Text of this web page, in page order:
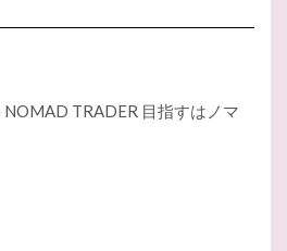
TRADER 目指すはノマ